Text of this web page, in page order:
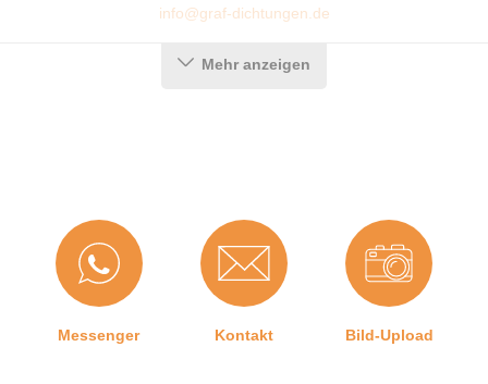
info@graf-dichtungen.de
Mehr anzeigen
Messenger Kontakt Bild-Upload